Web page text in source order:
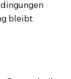
bleibt.